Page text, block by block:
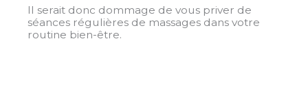
Il serait donc dommage de vous priver de
séances régulières de massages dans votre
routine bien-être.